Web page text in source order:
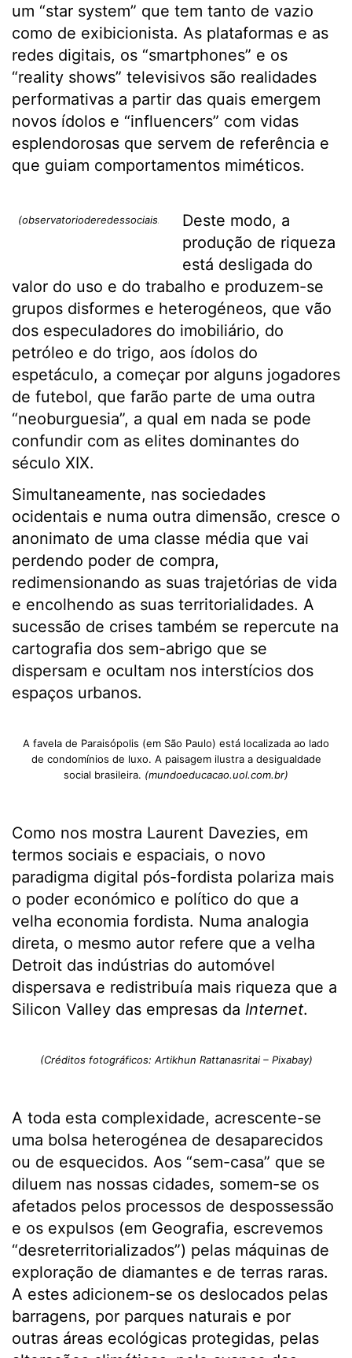
um “star system” que tem tanto de vazio
como de exibicionista. As plataformas e as
redes digitais, os “smartphones” e os
“reality shows” televisivos são realidades
performativas a partir das quais emergem
novos ídolos e “influencers” com vidas
esplendorosas que servem de referência e
que guiam comportamentos miméticos.
(observatorioderedessociais.blogspot.com)Deste modo, a
produção de riqueza
está desligada do
valor do uso e do trabalho e produzem-se
grupos disformes e heterogéneos, que vão
dos especuladores do imobiliário, do
petróleo e do trigo, aos ídolos do
espetáculo, a começar por alguns jogadores
de futebol, que farão parte de uma outra
“neoburguesia”, a qual em nada se pode
confundir com as elites dominantes do
século XIX.
Simultaneamente, nas sociedades
ocidentais e numa outra dimensão, cresce o
anonimato de uma classe média que vai
perdendo poder de compra,
redimensionando as suas trajetórias de vida
e encolhendo as suas territorialidades. A
sucessão de crises também se repercute na
cartografia dos sem-abrigo que se
dispersam e ocultam nos interstícios dos
espaços urbanos.
A favela de Paraisópolis (em São Paulo) está localizada ao lado
de condomínios de luxo. A paisagem ilustra a desigualdade
social brasileira. (mundoeducacao.uol.com.br)
Como nos mostra Laurent Davezies, em
termos sociais e espaciais, o novo
paradigma digital pós-fordista polariza mais
o poder económico e político do que a
velha economia fordista. Numa analogia
direta, o mesmo autor refere que a velha
Detroit das indústrias do automóvel
dispersava e redistribuía mais riqueza que a
Silicon Valley das empresas da Internet.
(Créditos fotográficos: Artikhun Rattanasritai – Pixabay)
A toda esta complexidade, acrescente-se
uma bolsa heterogénea de desaparecidos
ou de esquecidos. Aos “sem-casa” que se
diluem nas nossas cidades, somem-se os
afetados pelos processos de despossessão
e os expulsos (em Geografia, escrevemos
“desreterritorializados”) pelas máquinas de
exploração de diamantes e de terras raras.
A estes adicionem-se os deslocados pelas
barragens, por parques naturais e por
outras áreas ecológicas protegidas, pelas